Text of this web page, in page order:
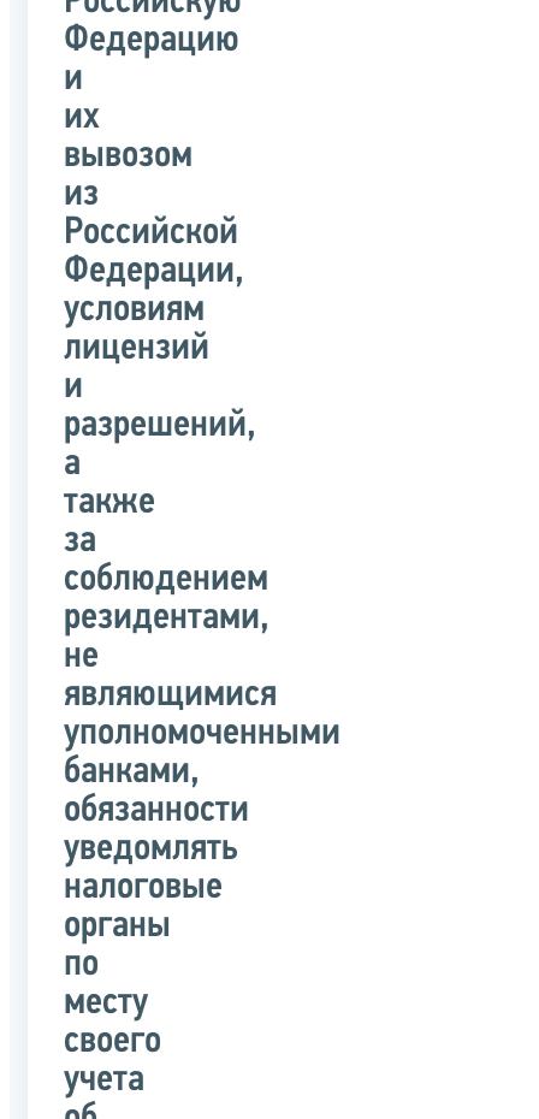
Федерацию
и
их
вывозом
из
Российской
Федерации,
условиям
лицензий
и
разрешений,
а
также
за
соблюдением
резидентами,
не
являющимися
уполномоченными
банками,
обязанности
уведомлять
налоговые
органы
по
месту
своего
учета